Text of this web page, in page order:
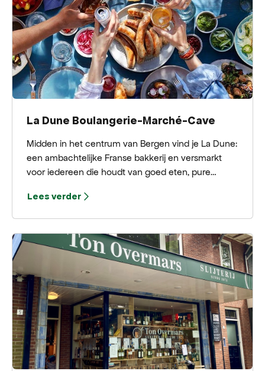
La Dune Boulangerie-Marché-Cave
Midden in het centrum van Bergen vind je La Dune:
een ambachtelijke Franse bakkerij en versmarkt
voor iedereen die houdt van goed eten, pure
aan de Ruïnelaan 7 draait alles om ambacht,
Lees verder